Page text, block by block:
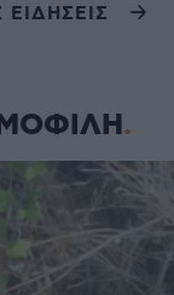
ΕΙΔΗΣΕΙΣ